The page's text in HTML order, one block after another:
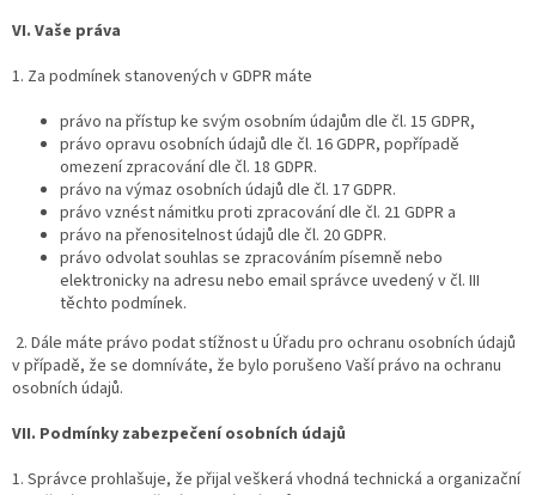
VI. Vaše práva
1. Za podmínek stanovených v GDPR máte
právo na přístup ke svým osobním údajům dle čl. 15 GDPR,
právo opravu osobních údajů dle čl. 16 GDPR, popřípadě
omezení zpracování dle čl. 18 GDPR.
právo na výmaz osobních údajů dle čl. 17 GDPR.
právo vznést námitku proti zpracování dle čl. 21 GDPR a
právo na přenositelnost údajů dle čl. 20 GDPR.
právo odvolat souhlas se zpracováním písemně nebo
elektronicky na adresu nebo email správce uvedený v čl. III
těchto podmínek.
2. Dále máte právo podat stížnost u Úřadu pro ochranu osobních údajů
v případě, že se domníváte, že bylo porušeno Vaší právo na ochranu
osobních údajů.
VII. Podmínky zabezpečení osobních údajů
1. Správce prohlašuje, že přijal veškerá vhodná technická a organizační